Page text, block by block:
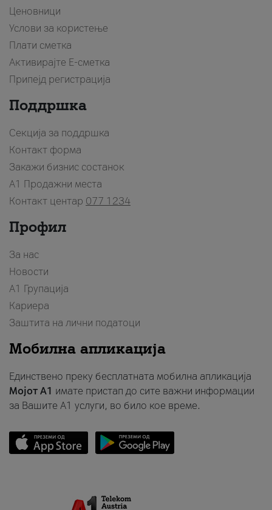
Ценовници
Услови за користење
Плати сметка
Активирајте Е-сметка
Припејд регистрација
Поддршка
Секција за поддршка
Контакт форма
Закажи бизнис состанок
A1 Продажни места
Контакт центар 077 1234
Профил
За нас
Новости
А1 Групација
Кариера
Заштита на лични податоци
Мобилна апликација
Единствено преку бесплатната мобилна апликација
Мојот A1 имате пристап до сите важни информации
за Вашите A1 услуги, во било кое време.